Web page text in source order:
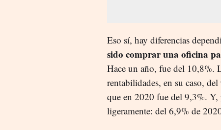
Eso sí, hay diferencias
sido comprar una oficina
Hace un año, fue del 10,8%.
rentabilidades, en su caso,
que en 2020 fue del 9,3%. Y,
ligeramente: del 6,9% de